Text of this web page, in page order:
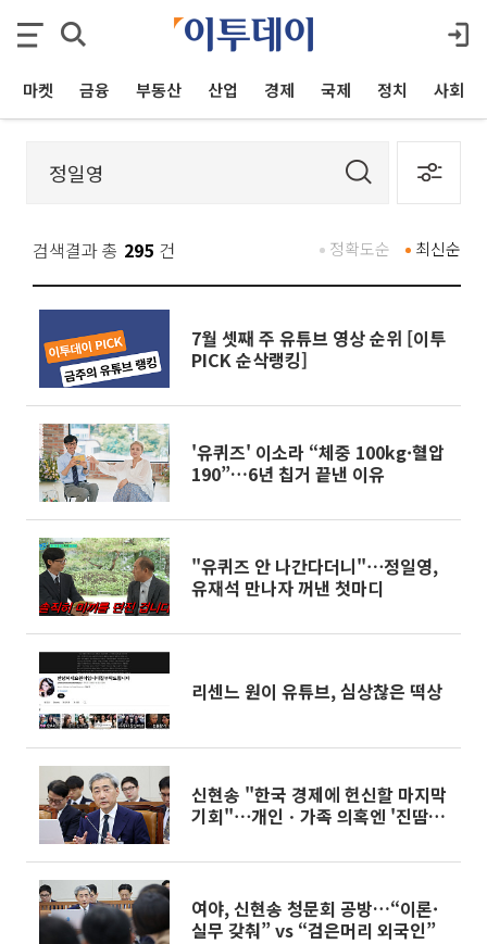
마켓 금융 부동산 산업 경제 국제 정치 사회
검색결과 총 295 건 최신순
정확도순
7월 셋째 주 유튜브 영상 순위 [이투
PICK 순삭랭킹]
'유퀴즈' 이소라 “체중 100kg·혈압
190”…6년 칩거 끝낸 이유
"유퀴즈 안 나간다더니"⋯정일영,
유재석 만나자 꺼낸 첫마디
리센느 원이 유튜브, 심상찮은 떡상
신현송 "한국 경제에 헌신할 마지막
기회"⋯개인ㆍ가족 의혹엔 '진땀'
여야, 신현송 청문회 공방…“이론·
실무 갖춰” vs “검은머리 외국인”